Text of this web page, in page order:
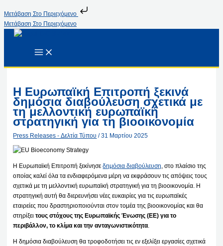
Μετάβαση Στο Περιεχόμενο
Μετάβαση Στο Περιεχόμενο
Η Ευρωπαϊκή Επιτροπή ξεκινά
δημόσια διαβούλευση σχετικά με
τη μελλοντική ευρωπαϊκή
στρατηγική για τη βιοοικονομία
Press Releases - Δελτία Τύπου /31 Μαρτίου 2025
Η Ευρωπαϊκή Επιτροπή ξεκίνησεδημόσια διαβούλευση, στο πλαίσιο της
οποίας καλεί όλα τα ενδιαφερόμενα μέρη να εκφράσουν τις απόψεις τους
σχετικά με τη μελλοντική ευρωπαϊκή στρατηγική για τη βιοοικονομία. Η
στρατηγική αυτή θα διερευνήσει νέες ευκαιρίες για τις ευρωπαϊκές
εταιρείες που δραστηριοποιούνται στον τομέα της βιοοικονομίας και θα
στηρίξειτους στόχους της Ευρωπαϊκής Ένωσης (ΕΕ) για το
περιβάλλον, το κλίμα και την ανταγωνιστικότητα.
Η δημόσια διαβούλευση θα τροφοδοτήσει τις εν εξελίξει εργασίες σχετικά